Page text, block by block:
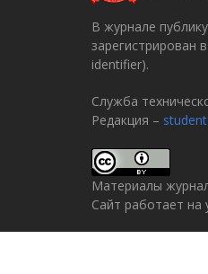
В журнале
зарегистрирован
identifier).
Служба
Редакция –
Материалы
Сайт работает на